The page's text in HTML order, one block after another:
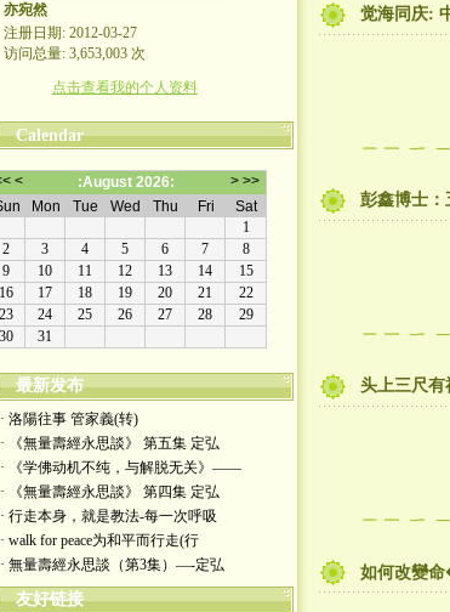
亦宛然
注册日期: 2012-03-27
访问总量: 3,653,003 次
点击查看我的个人资料
Calendar
最新发布
· 洛陽往事 管家義(转)
· 《無量壽經永思談》 第五集 定弘
· 《学佛动机不纯，与解脱无关》——
· 《無量壽經永思談》 第四集 定弘
· 行走本身，就是教法-每一次呼吸
· walk for peace为和平而行走(行
· 無量壽經永思談（第3集）—-定弘
友好链接
觉海同庆:
彭鑫博士：
头上三尺有
如何改變